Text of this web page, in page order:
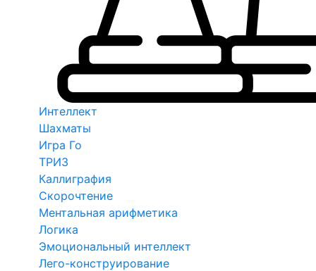
Интеллект
Шахматы
Игра Го
ТРИЗ
Каллиграфия
Скорочтение
Ментальная арифметика
Логика
Эмоциональный интеллект
Лего-конструирование